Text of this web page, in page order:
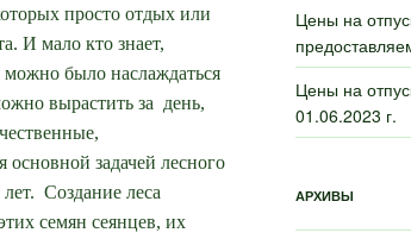
просто отдых или
И мало кто знает,
было наслаждаться
вырастить за день,
основной задачей лесного
Создание леса
семян сеянцев, их
Цены на
Цены на
01.06.2023 г.
АРХИВЫ